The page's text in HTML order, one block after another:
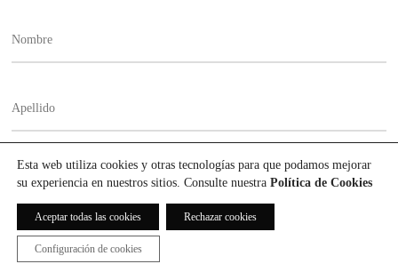
Esta web utiliza cookies y otras tecnologías para que podamos mejorar
su experiencia en nuestros sitios. Consulte nuestra Política de Cookies
Aceptar todas las cookies Rechazar cookies
Configuración de cookies